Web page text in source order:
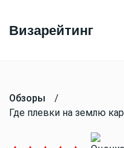
Визарейтинг
Обзоры
/
Где плевки на землю